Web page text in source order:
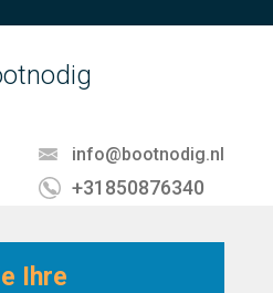
info@bootnodig.nl
+31850876340
Ihre